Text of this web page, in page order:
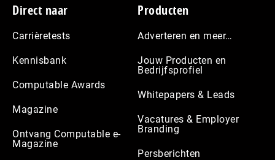
Footer
Direct naar
Carrièretests
Kennisbank
Computable Awards
Magazine
Ontvang Computable e-
Magazine
Producten
Adverteren en meer…
Jouw Producten en
Bedrijfsprofiel
Whitepapers & Leads
Vacatures & Employer
Branding
Persberichten